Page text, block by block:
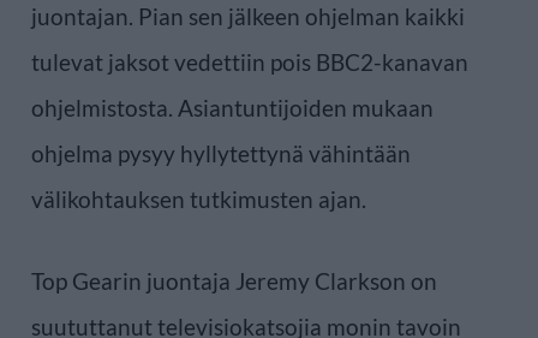
juontajan. Pian sen jälkeen ohjelman kaikki
tulevat jaksot vedettiin pois BBC2-kanavan
ohjelmistosta. Asiantuntijoiden mukaan
ohjelma pysyy hyllytettynä vähintään
välikohtauksen tutkimusten ajan.
Top Gearin juontaja Jeremy Clarkson on
suututtanut televisiokatsojia monin tavoin